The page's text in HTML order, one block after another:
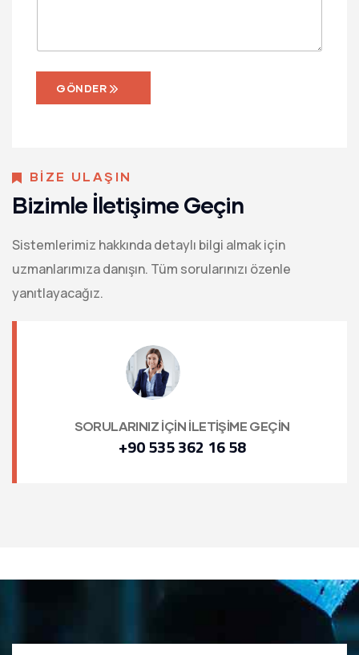
GÖNDER
BİZE ULAŞIN
Bizimle İletişime Geçin
Sistemlerimiz hakkında detaylı bilgi almak için
uzmanlarımıza danışın. Tüm sorularınızı özenle
yanıtlayacağız.
SORULARINIZ İÇİN İLETİŞİME GEÇİN
+90 535 362 16 58